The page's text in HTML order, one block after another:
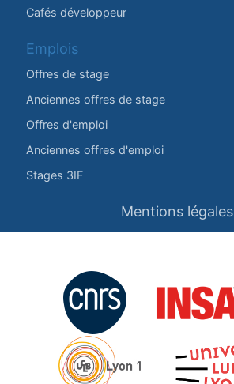
Cafés développeur
Emplois
Offres de stage
Anciennes offres de stage
Offres d'emploi
Anciennes offres d'emploi
Stages 3IF
Mentions légales